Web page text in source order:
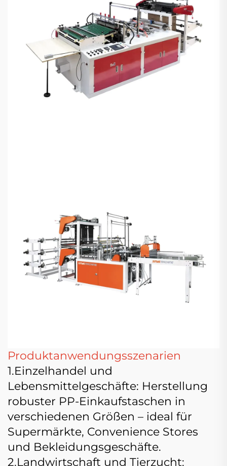
Produktanwendungsszenarien
1.Einzelhandel und
Lebensmittelgeschäfte: Herstellung
robuster PP-Einkaufstaschen in
verschiedenen Größen – ideal für
Supermärkte, Convenience Stores
und Bekleidungsgeschäfte.
2.Landwirtschaft und Tierzucht: